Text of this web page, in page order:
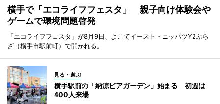
横手で「エコライフフェスタ」 親子向け体験会や
ゲームで環境問題啓発
「エコライフフェスタ」が8月9日、よこてイースト・ニッパツY2ぷら
ざ（横手市駅前町）で開かれる。
見る・遊ぶ
横手駅前の「納涼ビアガーデン」始まる 初週は
400人来場